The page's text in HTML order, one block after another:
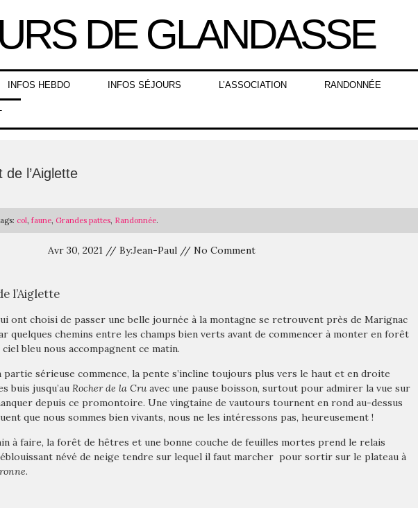
INFOS HEBDO INFOS SÉJOURS L’ASSOCIATION RANDONNÉE
l’Aiglette
col, faune, Grandes pattes, Randonnée.
Avr 30, 2021 // By:Jean-Paul // No Comment
l’Aiglette
ont choisi de passer une belle journée à la montagne se retrouvent près de Marignac
quelques chemins entre les champs bien verts avant de commencer à monter en forêt
bleu nous accompagnent ce matin.
partie sérieuse commence, la pente s’incline toujours plus vers le haut et en droite
buis jusqu’au Rocher de la Cru avec une pause boisson, surtout pour admirer la vue sur
depuis ce promontoire. Une vingtaine de vautours tournent en rond au-dessus
que nous sommes bien vivants, nous ne les intéressons pas, heureusement !
à faire, la forêt de hêtres et une bonne couche de feuilles mortes prend le relais
névé de neige tendre sur lequel il faut marcher pour sortir sur le plateau à
.